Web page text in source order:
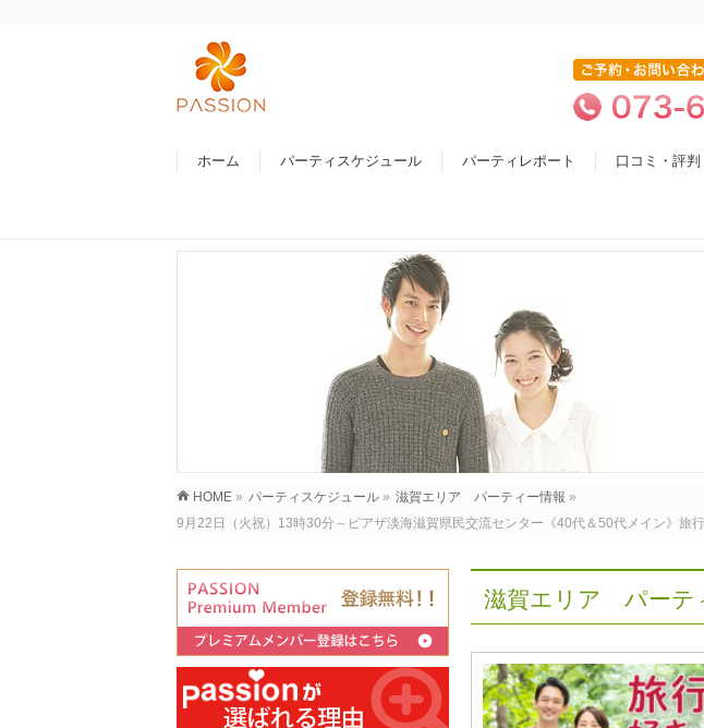
ホーム パーティスケジュール パーティレポート 口コミ・評判
HOME » パーティスケジュール » 滋賀エリア パーティー情報 »
9月22日（火祝）13時30分～ピアザ淡海滋賀県民交流センター《40代＆50代メイン》旅
滋賀エリア パーテ